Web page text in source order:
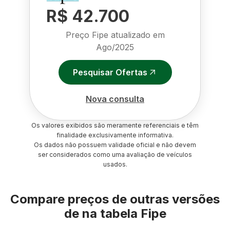
R$ 42.700
Preço Fipe atualizado em
Ago/2025
Pesquisar Ofertas
Nova consulta
Os valores exibidos são meramente referenciais e têm
finalidade exclusivamente informativa.
Os dados não possuem validade oficial e não devem
ser considerados como uma avaliação de veículos
usados.
Compare preços de outras versões
de na tabela Fipe